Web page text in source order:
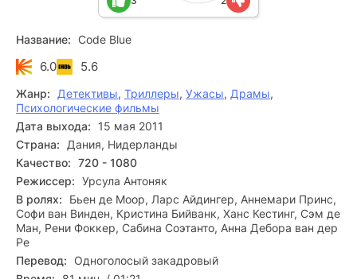
Название: Code Blue
6.0 5.6
Жанр: Детективы, Триллеры, Ужасы, Драмы,
Психологические фильмы
Дата выхода:
15 мая 2011
Страна:
Дания, Нидерланды
Качество: 720 - 1080
Режиссер: Урсула Антоняк
В ролях:
Бьен де Моор, Ларс Айдингер, Аннемари Принс,
Софи ван Винден, Кристина Бийванк, Ханс Кестинг, Сэм де
Ман, Рени Фоккер, Сабина Соэтанто, Анна Дебора ван дер
Ре
Перевод: Одноголосый закадровый